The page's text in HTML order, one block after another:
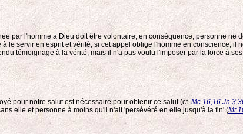
par l'homme à Dieu doit être volontaire; en conséquence, personne
le servir en esprit et vérité; si cet appel oblige l'homme en conscience, il
témoignage à la vérité, mais il n'a pas voulu l'imposer par la force à
pour notre salut est nécessaire pour obtenir ce salut (cf.Mc 16,16 Jn
elle et personne à moins qu'il n'ait 'persévéré en elle jusqu'à la fin' (Mt